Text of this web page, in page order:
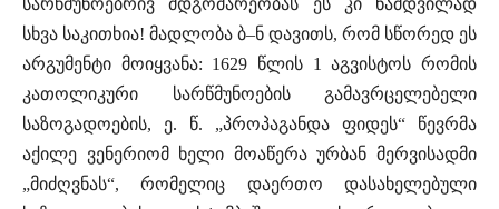
სარწმუნოებრივ მდგომარეობას ეს კი ნამდვილად
სხვა საკითხია! მადლობა ბ–ნ დავითს, რომ სწორედ ეს
არგუმენტი მოიყვანა: 1629 წლის 1 აგვისტოს რომის
კათოლიკური სარწმუნოების გამავრცელებელი
საზოგადოების, ე. წ. „პროპაგანდა ფიდეს“ წევრმა
აქილე ვენერიომ ხელი მოაწერა ურბან მერვისადმი
„მიძღვნას“, რომელიც დაერთო დასახელებული